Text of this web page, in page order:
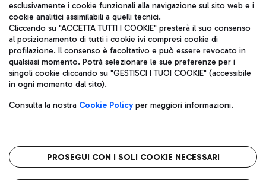
Aeroporti di Roma S.p.A. - Società soggetta a direzione e
coordinamento di Mundys S.p.A.
Codice fiscale e Registro delle Imprese di Roma 13032990155 P.
IVA 06572251004
Capitale sociale 62.224.743,00 int. vers.
Sede legale: Via Pier Paolo Racchetti 1 - 00054 Fiumicino (RM)
telefono +39 06 65951
Privacy policy
Note legali
Roma FCO
L'aeroporto stellato
esclusivamente i cookie funzionali alla navigazione sul sito web e i
cookie analitici assimilabili a quelli tecnici.
Cliccando su "ACCETTA TUTTI I COOKIE" presterà il suo consenso
al posizionamento di tutti i cookie ivi compresi cookie di
profilazione. Il consenso è facoltativo e può essere revocato in
qualsiasi momento. Potrà selezionare le sue preferenze per i
singoli cookie cliccando su "GESTISCI I TUOI COOKIE" (accessibile
in ogni momento dal sito).
Consulta la nostra Cookie Policyper maggiori informazioni.
PROSEGUI CON I SOLI COOKIE NECESSARI